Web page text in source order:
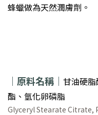
蜂蠟做為天然潤膚劑。
｜ 原料名稱｜ 甘油硬
酯、氫化卵磷脂
Glyceryl Stearate Citrate,